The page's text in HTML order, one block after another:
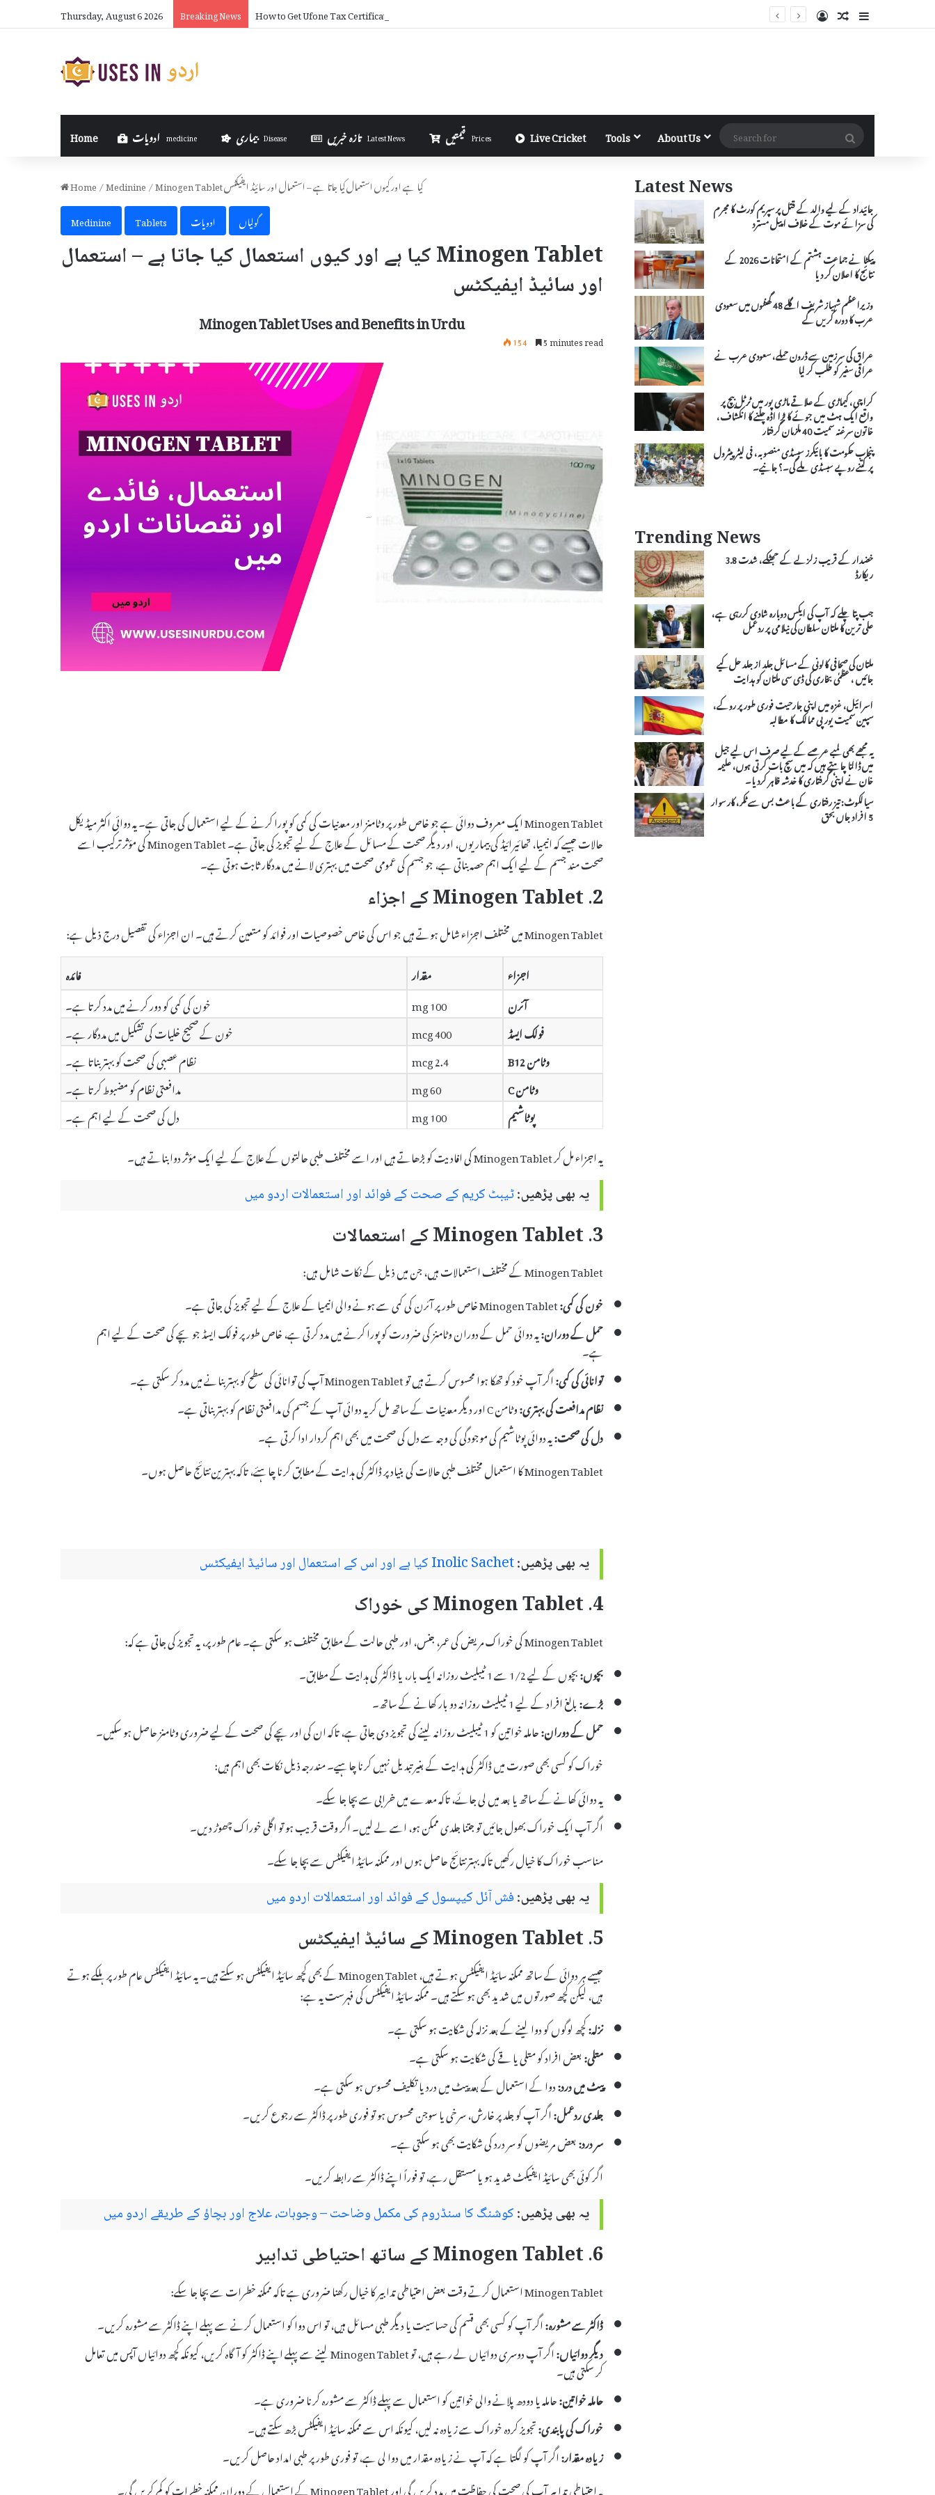
Thursday, August 6 2026 Breaking News How to Get Ufone Tax Certificate Online in Urdu Log InRandom Article
Sidebar
Home medicine بیماری Disease تازہ خبریں Latest News Prices Live Cricket Tools About Us
Search
for
Home/Medinine/
Minogen Tablet کیا ہے اور کیوں استعمال کیا جاتا ہے – استعمال اور سائیڈ ایفیکٹس
Medinine
Tablets ادویات گولیاں
Minogen Tablet کیا ہے اور کیوں استعمال کیا جاتا ہے – استعمال
اور سائیڈ ایفیکٹس
Minogen Tablet Uses and Benefits in Urdu
154 5 minutes read
Minogen Tablet ایک معروف دوائی ہے جو خاص طور پر وٹامنز اور معدنیات کی کمی کو پورا کرنے کے لیے استعمال کی جاتی ہے۔ یہ دوائی اکثر میڈیکل
حالات جیسے کہ انیمیا، تھائیرائیڈ کی بیماریوں، اور دیگر صحت کے مسائل کے علاج کے لیے تجویز کی جاتی ہے۔ Minogen Tablet کی مؤثر ترکیب اسے
صحت مند جسم کے لیے ایک اہم حصہ بناتی ہے، جو جسم کی عمومی صحت میں بہتری لانے میں مددگار ثابت ہوتی ہے۔
2. Minogen Tablet کے اجزاء
Minogen Tablet میں مختلف اجزاء شامل ہوتے ہیں جو اس کی خاص خصوصیات اور فوائد کو متعین کرتے ہیں۔ ان اجزاء کی تفصیل درج ذیل ہے:
اجزاء
مقدار
فائدہ
آئرن
100 mg
خون کی کمی کو دور کرنے میں مدد کرتا ہے۔
فولک ایسڈ
400 mcg
خون کے صحیح خلیات کی تشکیل میں مددگار ہے۔
وٹامن B12
2.4 mcg
نظام عصبی کی صحت کو بہتر بناتا ہے۔
وٹامن C
60 mg
مدافعتی نظام کو مضبوط کرتا ہے۔
پوٹاشیم
100 mg
دل کی صحت کے لیے اہم ہے۔
یہ اجزاء مل کر Minogen Tablet کی افادیت کو بڑھاتے ہیں اور اسے مختلف طبی حالتوں کے علاج کے لیے ایک مؤثر دوا بناتے ہیں۔
یہ بھی پڑھیں:ٹیبٹ کریم کے صحت کے فوائد اور استعمالات اردو میں
3. Minogen Tablet کے استعمالات
Minogen Tablet کے مختلف استعمالات ہیں، جن میں ذیل کے نکات شامل ہیں:
خون کی کمی:
حمل کے دوران:یہ دوائی حمل کے دوران وٹامنز کی ضرورت کو پورا کرنے میں مدد کرتی ہے، خاص طور پر فولک ایسڈ جو بچے کی صحت کے لیے اہم
ہے۔
توانائی کی کمی:اگر آپ خود کو تھکا ہوا محسوس کرتے ہیں تو Minogen Tablet آپ کی توانائی کی سطح کو بہتر بنانے میں مدد کر سکتی ہے۔
نظام مدافعت کی بہتری:وٹامن C اور دیگر معدنیات کے ساتھ مل کر یہ دوائی آپ کے جسم کی مدافعتی نظام کو بہتر بناتی ہے۔
دل کی صحت:یہ دوائی پوٹاشیم کی موجودگی کی وجہ سے دل کی صحت میں بھی اہم کردار ادا کرتی ہے۔
Minogen Tablet کا استعمال مختلف طبی حالات کی بنیاد پر ڈاکٹر کی ہدایت کے مطابق کرنا چاہئے، تاکہ بہترین نتائج حاصل ہوں۔
یہ بھی پڑھیں:Inolic Sachet کیا ہے اور اس کے استعمال اور سائیڈ ایفیکٹس
4. Minogen Tablet کی خوراک
Minogen Tablet کی خوراک مریض کی عمر، جنس، اور طبی حالت کے مطابق مختلف ہو سکتی ہے۔ عام طور پر، یہ تجویز کی جاتی ہے کہ:
بچوں:بچوں کے لیے 1/2 سے 1 ٹیبلیٹ روزانہ ایک بار، یا ڈاکٹر کی ہدایت کے مطابق۔
بڑے:بالغ افراد کے لیے 1 ٹیبلیٹ روزانہ دو بار کھانے کے ساتھ۔
حمل کے دوران:حاملہ خواتین کو 1 ٹیبلیٹ روزانہ لینے کی تجویز دی جاتی ہے، تاکہ ان کی اور بچے کی صحت کے لیے ضروری وٹامنز حاصل ہو سکیں۔
خوراک کو کسی بھی صورت میں ڈاکٹر کی ہدایت کے بغیر تبدیل نہیں کرنا چاہیے۔ مندرجہ ذیل نکات بھی اہم ہیں:
یہ دوائی کھانے کے ساتھ یا بعد میں لی جائے، تاکہ معدے میں خرابی سے بچا جا سکے۔
اگر آپ ایک خوراک بھول جائیں تو جتنا جلدی ممکن ہو، اسے لے لیں۔ اگر وقت قریب ہو تو اگلی خوراک چھوڑ دیں۔
مناسب خوراک کا خیال رکھیں تاکہ بہتر نتائج حاصل ہوں اور ممکنہ سائیڈ ایفیکٹس سے بچا جا سکے۔
یہ بھی پڑھیں:فش آئل کیپسول کے فوائد اور استعمالات اردو میں
5. Minogen Tablet کے سائیڈ ایفیکٹس
جیسے ہر دوائی کے ساتھ ممکنہ سائیڈ ایفیکٹس ہوتے ہیں، Minogen Tablet کے بھی کچھ سائیڈ ایفیکٹس ہو سکتے ہیں۔ یہ سائیڈ ایفیکٹس عام طور پر ہلکے ہوتے
ہیں، لیکن کچھ صورتوں میں شدید بھی ہو سکتے ہیں۔ ممکنہ سائیڈ ایفیکٹس کی فہرست یہ ہے:
نزلہ:کچھ لوگوں کو دوا لینے کے بعد نزلہ کی شکایت ہو سکتی ہے۔
متلی:بعض افراد کو متلی یا قے کی شکایت ہو سکتی ہے۔
پیٹ میں درد:دوا کے استعمال کے بعد پیٹ میں درد یا تکلیف محسوس ہو سکتی ہے۔
جلدی ردعمل:اگر آپ کو جلد پر خارش، سرخی یا سوجن محسوس ہو تو فوری طور پر ڈاکٹر سے رجوع کریں۔
سر درد:بعض مریضوں کو سر درد کی شکایت بھی ہو سکتی ہے۔
اگر کوئی بھی سائیڈ ایفیکٹ شدید ہو یا مستقل رہے، تو فوراً اپنے ڈاکٹر سے رابطہ کریں۔
یہ بھی پڑھیں:کوشنگ کا سنڈروم کی مکمل وضاحت – وجوہات، علاج اور بچاؤ کے طریقے اردو میں
6. Minogen Tablet کے ساتھ احتیاطی تدابیر
Minogen Tablet استعمال کرتے وقت بعض احتیاطی تدابیر کا خیال رکھنا ضروری ہے تاکہ ممکنہ خطرات سے بچا جا سکے:
ڈاکٹر سے مشورہ:اگر آپ کو کسی بھی قسم کی حساسیت یا دیگر طبی مسائل ہیں، تو اس دوا کو استعمال کرنے سے پہلے اپنے ڈاکٹر سے مشورہ کریں۔
دیگر دوائیاں:
اگر آپ دوسری دوائیاں لے رہے ہیں، تو Minogen Tablet لینے سے پہلے اپنے ڈاکٹر کو آگاہ کریں، کیونکہ کچھ دوائیاں آپس میں تعامل
کر سکتی ہیں۔
حاملہ خواتین:حاملہ یا دودھ پلانے والی خواتین کو استعمال سے پہلے ڈاکٹر سے مشورہ کرنا ضروری ہے۔
خوراک کی پابندی:تجویز کردہ خوراک سے زیادہ نہ لیں، کیونکہ اس سے ممکنہ سائیڈ ایفیکٹس بڑھ سکتے ہیں۔
زیادہ مقدار:اگر آپ کو لگتا ہے کہ آپ نے زیادہ مقدار میں دوا لی ہے، تو فوری طور پر طبی امداد حاصل کریں۔
یہ احتیاطی تدابیر آپ کی صحت کی حفاظت میں مدد کریں گی اور Minogen Tablet کے استعمال کے دوران ممکنہ خطرات کو کم کریں گی۔
Latest News
جائیداد کے لیے والد کے قتل پر سپریم کورٹ کا مجرم
کی سزائے موت کے خلاف اپیل مسترد
پیکٹا نے جماعت ہشتم کے امتحانات 2026 کے
نتائج کا اعلان کر دیا
وزیراعظم شہباز شریف اگلے 48 گھنٹوں میں سعودی
عرب کا دورہ کریں گے
عراق کی سرزمین سے ڈرون حملے، سعودی عرب نے
عراقی سفیر کو طلب کر لیا
کراچی، کیماڑی کے علاقے ماڑی پور میں ٹرٹل بیچ پر
واقع ایک ہٹ میں جوئے کا بڑا اڈہ چلنے کا انکشاف،
خاتون سرغنہ سمیت 40 ملزمان گرفتار
پنجاب حکومت کا بائیکرز سبسڈی منصوبہ، فی لیٹر پیٹرول
پر کتنے روپے سبسڈی ملے گی۔؟ جانیے۔
Trending News
خضدار کے قریب زلزلے کے جھٹکے، شدت 3.8
ریکارڈ
جب پتا چلے کہ آپ کی ایکس دوبارہ شادی کررہی ہے،
علی ترین کا ملتان سلطان کی نیلامی پر ردعمل
ملتان کی صحافی کالونی کے مسائل جلد از جلد حل کیے
جائیں ، عظمٰی بخاری کی ڈی سی ملتان کو ہدایت
اسرائیل، غزہ میں اپنی جارحیت فوری طور پر روکے،
سپین سمیت یورپی ممالک کا مطالبہ
یہ مجھے بھی لمبے عرصے کے لیے صرف اس لیے جیل
میں ڈالنا چاہتے ہیں کہ میں سچ بات کرتی ہوں، علیمہ
خان نے اپنی گرفتاری کا خدشہ ظاہر کردیا۔
سیالکوٹ: تیز رفتاری کے باعث بس سے ٹکر، کار سوار
5 افراد جاں بحق